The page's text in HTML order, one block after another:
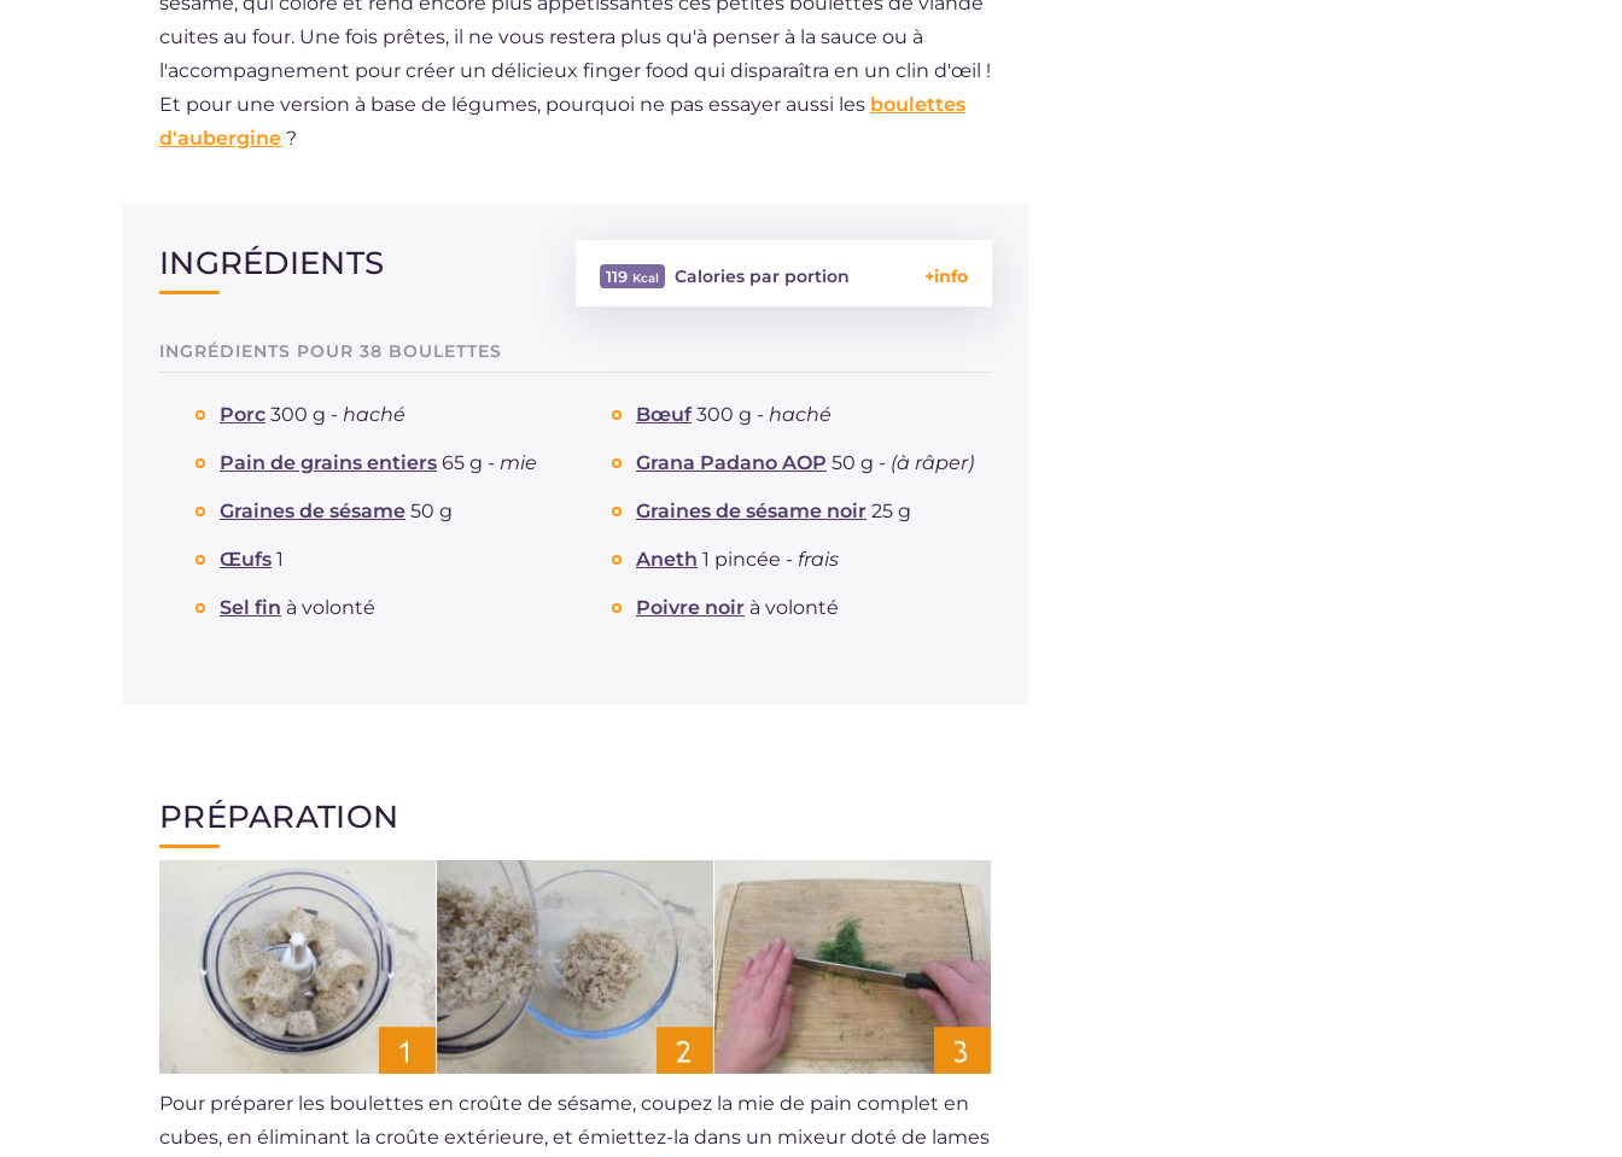
cuites au four. Une fois prêtes, il ne vous restera plus qu'à penser à la sauce ou à
l'accompagnement pour créer un délicieux finger food qui disparaîtra en un clin d'œil !
Et pour une version à base de légumes, pourquoi ne pas essayer aussi les boulettes
d'aubergine ?
INGRÉDIENTS 119 Calories par portion
Protéine
Graisses
Fibre g
Sodium
INGRÉDIENTS POUR 38 BOULETTES
Porc 300 g - haché Bœuf 300 g - haché
Pain de grains entiers 65 g - mie Grana Padano AOP 50 g - (à râper)
Graines de sésame 50 g Graines de sésame noir 25 g
Œufs 1 Aneth 1 pincée - frais
Sel fin à volonté Poivre noir à volonté
PRÉPARATION
Pour préparer les boulettes en croûte de sésame, coupez la mie de pain complet en
cubes, en éliminant la croûte extérieure, et émiettez-la dans un mixeur doté de lames